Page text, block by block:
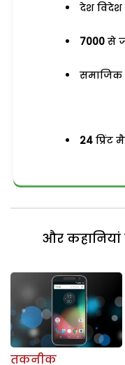
देश विदेश
7000 से
24 प्रिंट
और
तकनीक